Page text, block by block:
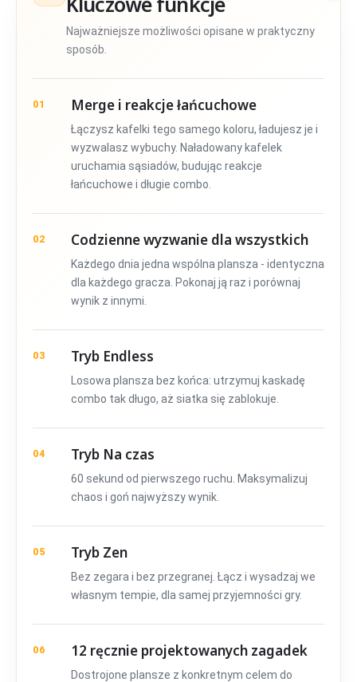
Najważniejsze możliwości opisane w praktyczny
sposób.
01 Merge i reakcje łańcuchowe
Łączysz kafelki tego samego koloru, ładujesz je i
wyzwalasz wybuchy. Naładowany kafelek
uruchamia sąsiadów, budując reakcje
łańcuchowe i długie combo.
02 Codzienne wyzwanie dla wszystkich
Każdego dnia jedna wspólna plansza - identyczna
dla każdego gracza. Pokonaj ją raz i porównaj
wynik z innymi.
03 Tryb Endless
Losowa plansza bez końca: utrzymuj kaskadę
combo tak długo, aż siatka się zablokuje.
04 Tryb Na czas
60 sekund od pierwszego ruchu. Maksymalizuj
chaos i goń najwyższy wynik.
05 Tryb Zen
Bez zegara i bez przegranej. Łącz i wysadzaj we
własnym tempie, dla samej przyjemności gry.
06 12 ręcznie projektowanych zagadek
Dostrojone plansze z konkretnym celem do